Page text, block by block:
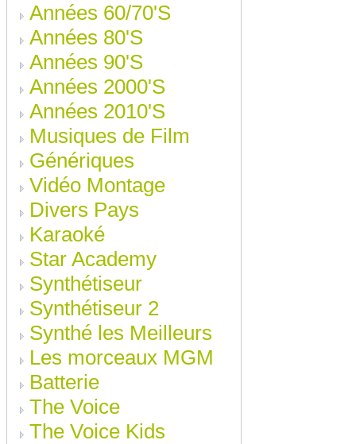
Années 60/70'S
Années 80'S
Années 90'S
Années 2000'S
Années 2010'S
Musiques de Film
Génériques
Vidéo Montage
Divers Pays
Karaoké
Star Academy
Synthétiseur
Synthétiseur 2
Synthé les Meilleurs
Les morceaux MGM
Batterie
The Voice
The Voice Kids